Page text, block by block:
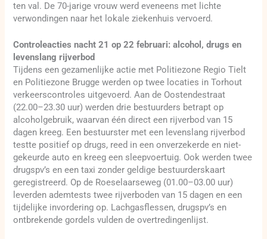
ten val. De 70-jarige vrouw werd eveneens met lichte
verwondingen naar het lokale ziekenhuis vervoerd.
Controleacties nacht 21 op 22 februari: alcohol, drugs en
levenslang rijverbod
Tijdens een gezamenlijke actie met Politiezone Regio Tielt
en Politiezone Brugge werden op twee locaties in Torhout
verkeerscontroles uitgevoerd. Aan de Oostendestraat
(22.00–23.30 uur) werden drie bestuurders betrapt op
alcoholgebruik, waarvan één direct een rijverbod van 15
dagen kreeg. Een bestuurster met een levenslang rijverbod
testte positief op drugs, reed in een onverzekerde en niet-
gekeurde auto en kreeg een sleepvoertuig. Ook werden twee
drugspv’s en een taxi zonder geldige bestuurderskaart
geregistreerd. Op de Roeselaarseweg (01.00–03.00 uur)
leverden ademtests twee rijverboden van 15 dagen en een
tijdelijke invordering op. Lachgasflessen, drugspv’s en
ontbrekende gordels vulden de overtredingenlijst.